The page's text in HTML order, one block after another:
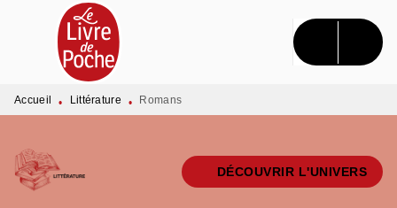
MENU RECHERCHE CONTENU
PIED DE PAGE
Accueil • Littérature • Romans
DÉCOUVRIR L'UNIVERS